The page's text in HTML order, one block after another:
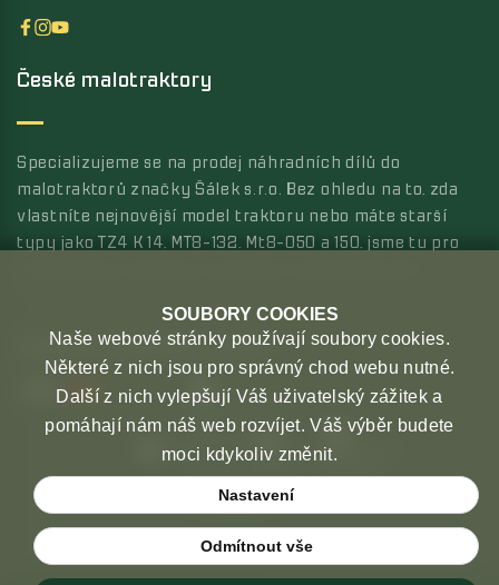
České malotraktory
Specializujeme se na prodej náhradních dílů do
malotraktorů značky Šálek s.r.o. Bez ohledu na to, zda
vlastníte nejnovější model traktoru nebo máte starší
typy jako TZ4 K 14, MT8-132, Mt8-050 a 150, jsme tu pro
MOŽNOSTI PLATBYMOŽNOSTI DOPRAVY
SOUBORY COOKIES
Naše webové stránky používají soubory cookies.
Některé z nich jsou pro správný chod webu nutné.
Další z nich vylepšují Váš uživatelský zážitek a
pomáhají nám náš web rozvíjet. Váš výběr budete
moci kdykoliv změnit.
Nastavení
Odmítnout vše